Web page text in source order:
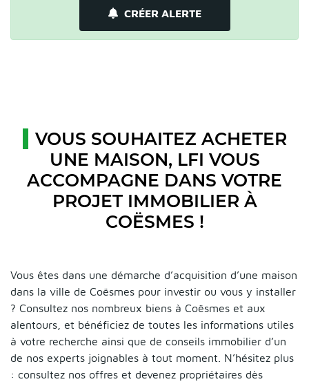
CRÉER ALERTE
VOUS SOUHAITEZ ACHETER
UNE MAISON, LFI VOUS
ACCOMPAGNE DANS VOTRE
PROJET IMMOBILIER À
COËSMES !
Vous êtes dans une démarche d’acquisition d’une maison
dans la ville de Coësmes pour investir ou vous y installer
? Consultez nos nombreux biens à Coësmes et aux
alentours, et bénéficiez de toutes les informations utiles
à votre recherche ainsi que de conseils immobilier d’un
de nos experts joignables à tout moment. N’hésitez plus
: consultez nos offres et devenez propriétaires dès